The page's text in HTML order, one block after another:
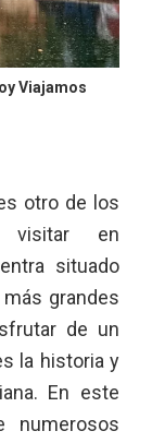
Viajamos
otro de los
visitar en
situado
grandes
de un
la historia y
En este
numerosos